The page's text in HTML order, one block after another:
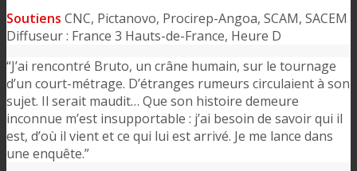
Soutiens CNC, Pictanovo, Procirep-Angoa, SCAM, SACEM
Diffuseur : France 3 Hauts-de-France, Heure D
“J’ai rencontré Bruto, un crâne humain, sur le tournage
d’un court-métrage. D’étranges rumeurs circulaient à son
sujet. Il serait maudit… Que son histoire demeure
inconnue m’est insupportable : j’ai besoin de savoir qui il
est, d’où il vient et ce qui lui est arrivé. Je me lance dans
une enquête.”